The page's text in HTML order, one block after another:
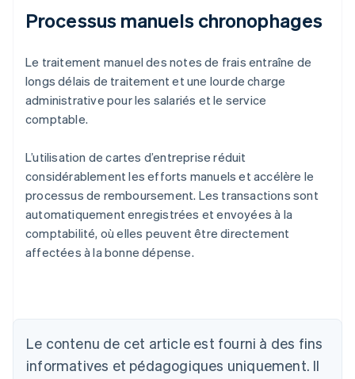
Processus manuels chronophages
Le traitement manuel des notes de frais entraîne de
longs délais de traitement et une lourde charge
administrative pour les salariés et le service
comptable.
L’utilisation de cartes d’entreprise réduit
considérablement les efforts manuels et accélère le
processus de remboursement. Les transactions sont
automatiquement enregistrées et envoyées à la
comptabilité, où elles peuvent être directement
affectées à la bonne dépense.
Le contenu de cet article est fourni à des fins
informatives et pédagogiques uniquement. Il